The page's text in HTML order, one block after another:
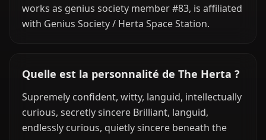
works as genius society member #83, is affiliated
with Genius Society / Herta Space Station.
Quelle est la personnalité de The Herta ?
Supremely confident, witty, languid, intellectually
curious, secretly sincere Brilliant, languid,
endlessly curious, quietly sincere beneath the